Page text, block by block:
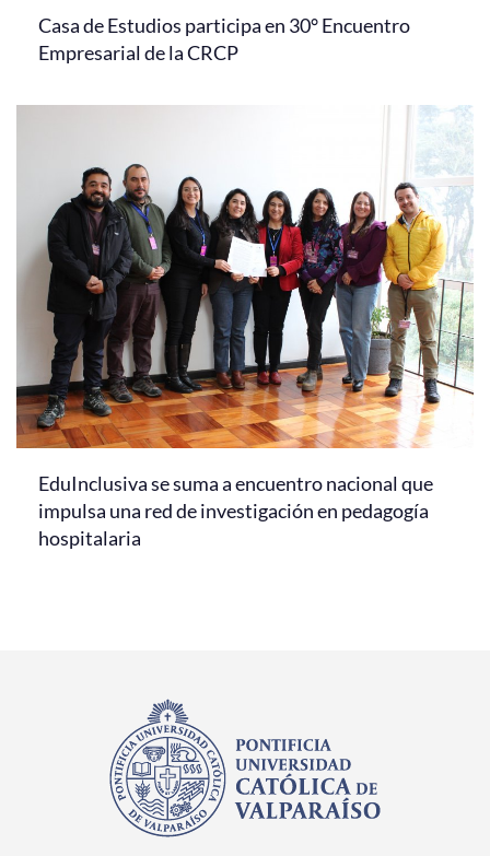
Casa de Estudios participa en 30° Encuentro
Empresarial de la CRCP
EduInclusiva se suma a encuentro nacional que
impulsa una red de investigación en pedagogía
hospitalaria